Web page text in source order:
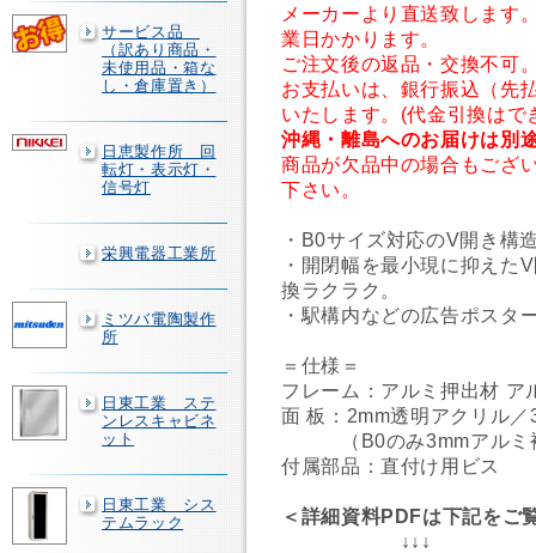
サービス品
（訳あり商品・
未使用品・箱な
し・倉庫置き）
日恵製作所 回
転灯・表示灯・
信号灯
栄興電器工業所
ミツバ電陶製作
所
日東工業 ステ
ンレスキャビネ
ット
日東工業 シス
テムラック
メーカーより直送致します
業日かかります。
ご注文後の返品・交換不可
お支払いは、銀行振込（先
いたします。(代金引換はで
沖縄・離島へのお届けは別
商品が欠品中の場合もござ
下さい。
・B0サイズ対応のV開き構
・開閉幅を最小現に抑えた
換ラクラク。
・駅構内などの広告ポスタ
＝仕様＝
フレーム：アルミ押出材 ア
面 板：2mm透明アクリル
（B0のみ3mmアルミ
付属部品：直付け用ビス
＜詳細資料PDFは下記をご
↓↓↓